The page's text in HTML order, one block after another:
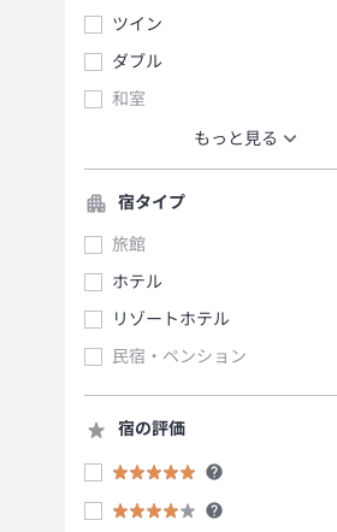
ツイン
ダブル
和室
もっと見る
宿タイプ
旅館
ホテル
リゾートホテル
民宿・ペンション
宿の評価